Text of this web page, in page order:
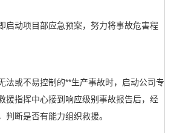
动项目部应急预案，努力将事故危害程
或不易控制的**生产事故时，启动公司专
援指挥中心接到响应级别事故报告后，经
判断是否有能力组织救援。